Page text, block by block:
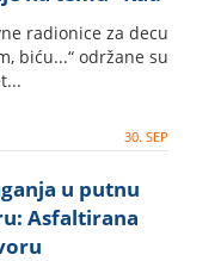
radionice za decu
biću...“ održane su
30. SEP
u putnu
Asfaltirana